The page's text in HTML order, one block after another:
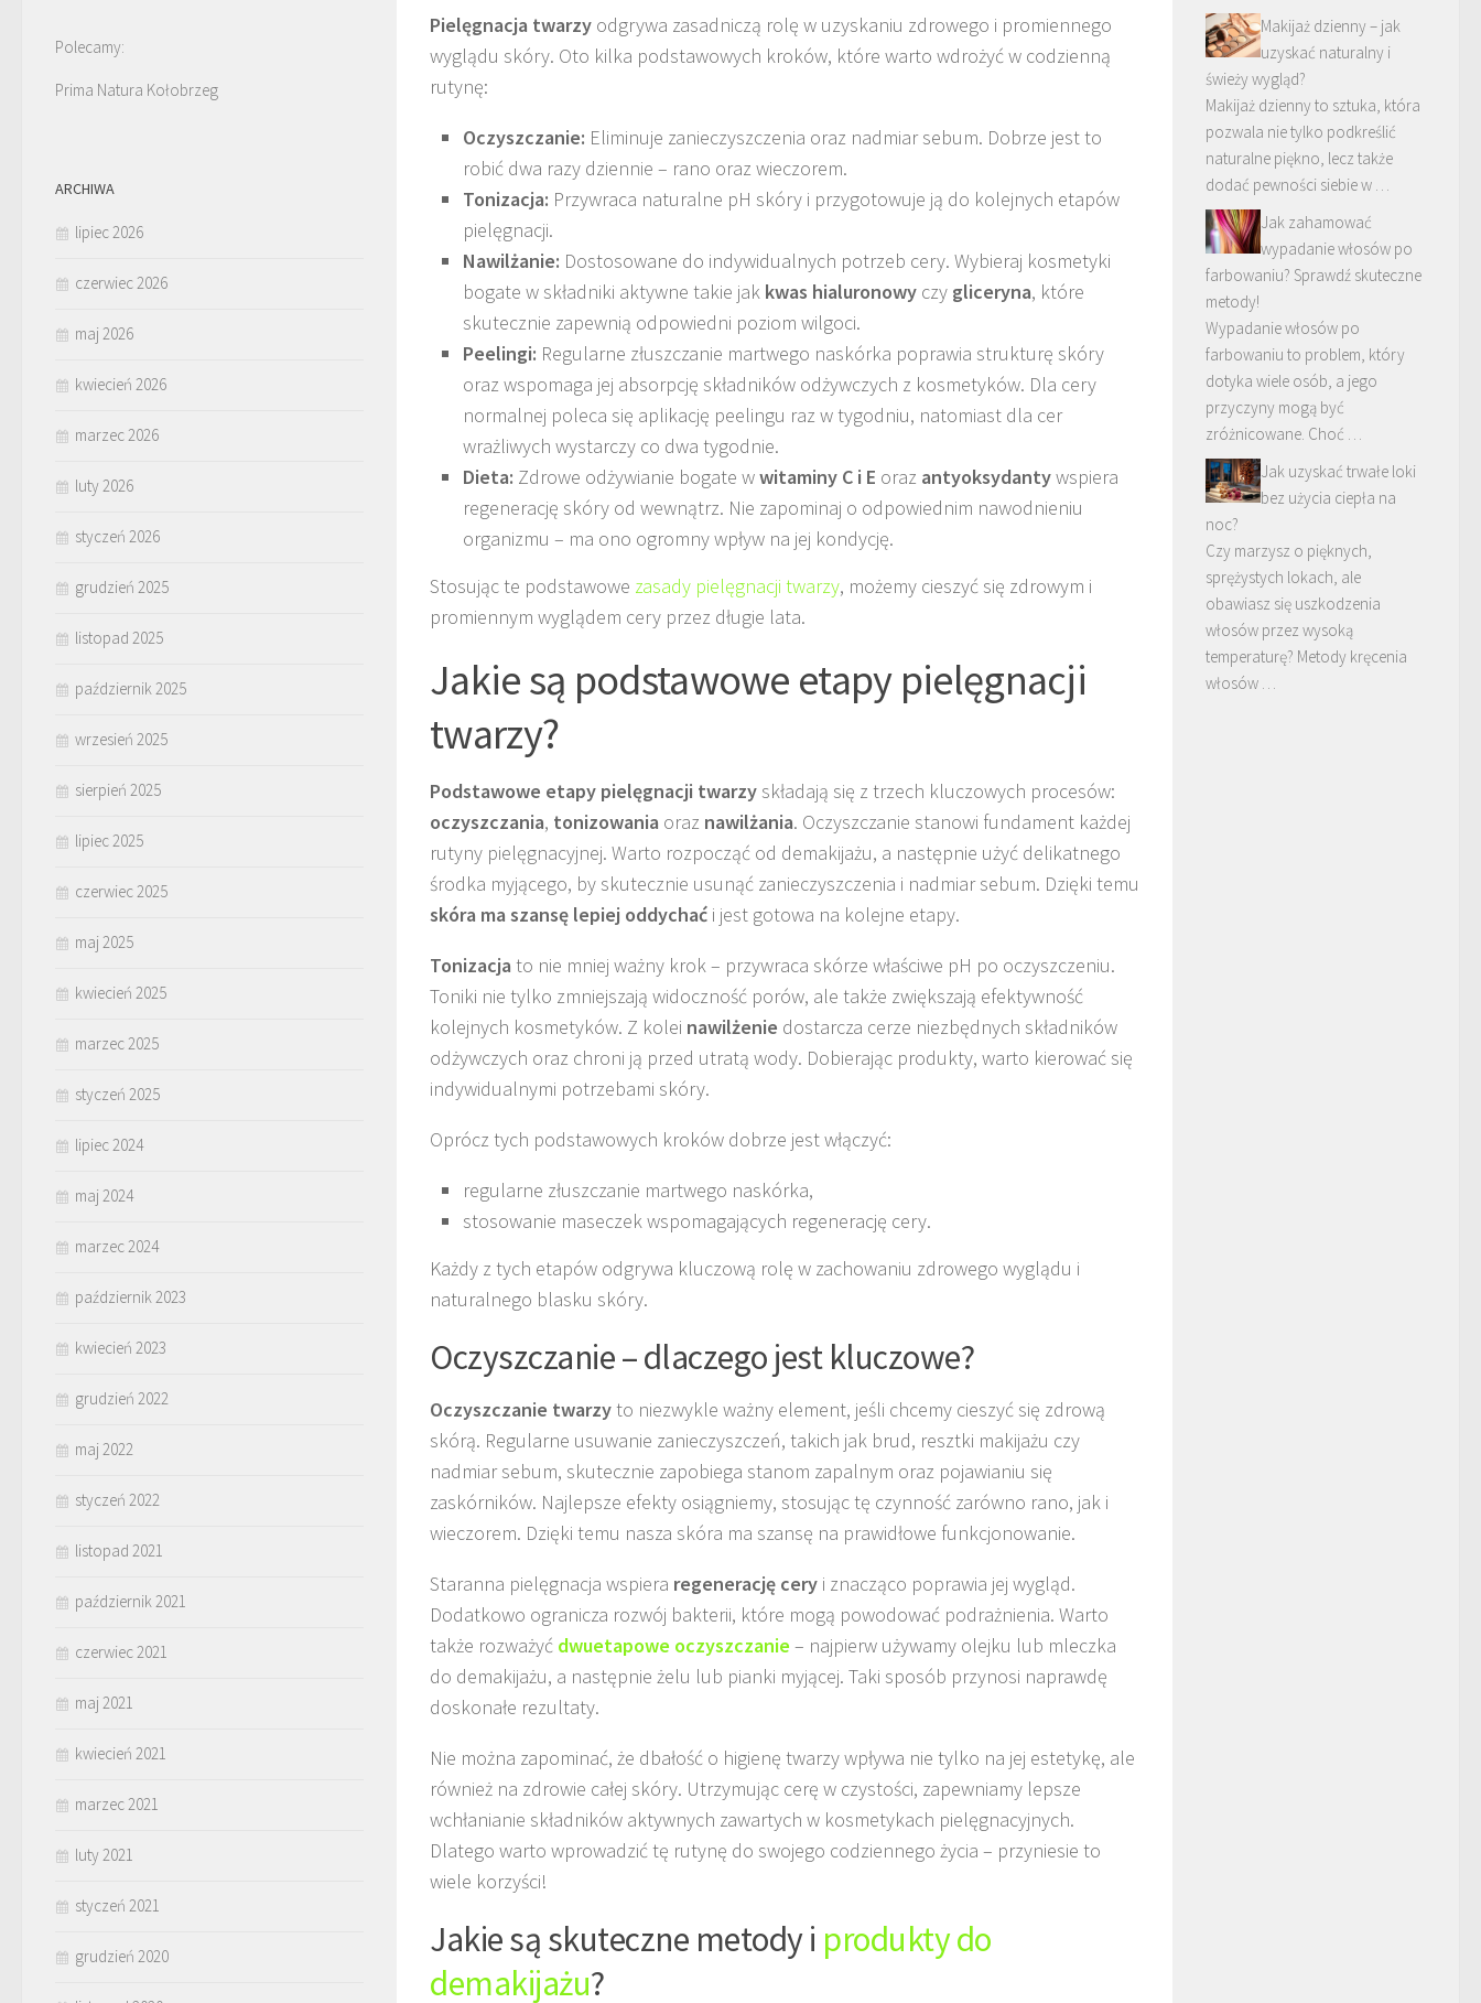
Pielęgnacja twarzy odgrywa zasadniczą rolę w uzyskaniu zdrowego i promiennego
wyglądu skóry. Oto kilka podstawowych kroków, które warto wdrożyć w codzienną
rutynę:
Oczyszczanie: Eliminuje zanieczyszczenia oraz nadmiar sebum. Dobrze jest to
robić dwa razy dziennie – rano oraz wieczorem.
Tonizacja: Przywraca naturalne pH skóry i przygotowuje ją do kolejnych etapów
pielęgnacji.
Nawilżanie: Dostosowane do indywidualnych potrzeb cery. Wybieraj kosmetyki
bogate w składniki aktywne takie jak kwas hialuronowy czy gliceryna, które
skutecznie zapewnią odpowiedni poziom wilgoci.
Peelingi: Regularne złuszczanie martwego naskórka poprawia strukturę skóry
oraz wspomaga jej absorpcję składników odżywczych z kosmetyków. Dla cery
normalnej poleca się aplikację peelingu raz w tygodniu, natomiast dla cer
wrażliwych wystarczy co dwa tygodnie.
Dieta: Zdrowe odżywianie bogate wwitaminy C i E oraz antyoksydantywspiera
regenerację skóry od wewnątrz. Nie zapominaj o odpowiednim nawodnieniu
organizmu – ma ono ogromny wpływ na jej kondycję.
Stosując te podstawowe zasady pielęgnacji twarzy, możemy cieszyć się zdrowym i
promiennym wyglądem cery przez długie lata.
Jakie są podstawowe etapy pielęgnacji
twarzy?
Podstawowe etapy pielęgnacji twarzy składają się z trzech kluczowych procesów:
oczyszczania, tonizowania oraz nawilżania. Oczyszczanie stanowi fundament każdej
rutyny pielęgnacyjnej. Warto rozpocząć od demakijażu, a następnie użyć delikatnego
środka myjącego, by skutecznie usunąć zanieczyszczenia i nadmiar sebum. Dzięki temu
skóra ma szansę lepiej oddychać i jest gotowa na kolejne etapy.
Tonizacja to nie mniej ważny krok – przywraca skórze właściwe pH po oczyszczeniu.
Toniki nie tylko zmniejszają widoczność porów, ale także zwiększają efektywność
kolejnych kosmetyków. Z kolei nawilżenie dostarcza cerze niezbędnych składników
odżywczych oraz chroni ją przed utratą wody. Dobierając produkty, warto kierować się
indywidualnymi potrzebami skóry.
Oprócz tych podstawowych kroków dobrze jest włączyć:
regularne złuszczanie martwego naskórka,
stosowanie maseczek wspomagających regenerację cery.
Każdy z tych etapów odgrywa kluczową rolę w zachowaniu zdrowego wyglądu i
naturalnego blasku skóry.
Oczyszczanie – dlaczego jest kluczowe?
Oczyszczanie twarzyto niezwykle ważny element, jeśli chcemy cieszyć się zdrową
skórą. Regularne usuwanie zanieczyszczeń, takich jak brud, resztki makijażu czy
nadmiar sebum, skutecznie zapobiega stanom zapalnym oraz pojawianiu się
zaskórników. Najlepsze efekty osiągniemy, stosując tę czynność zarówno rano, jak i
wieczorem. Dzięki temu nasza skóra ma szansę na prawidłowe funkcjonowanie.
Staranna pielęgnacja wspiera regenerację cery i znacząco poprawia jej wygląd.
Dodatkowo ogranicza rozwój bakterii, które mogą powodować podrażnienia. Warto
także rozważyć dwuetapowe oczyszczanie – najpierw używamy olejku lub mleczka
do demakijażu, a następnie żelu lub pianki myjącej. Taki sposób przynosi naprawdę
doskonałe rezultaty.
Nie można zapominać, że dbałość o higienę twarzy wpływa nie tylko na jej estetykę, ale
również na zdrowie całej skóry. Utrzymując cerę w czystości, zapewniamy lepsze
wchłanianie składników aktywnych zawartych w kosmetykach pielęgnacyjnych.
Dlatego warto wprowadzić tę rutynę do swojego codziennego życia – przyniesie to
wiele korzyści!
Jakie są skuteczne metody i produkty do
demakijażu?
Polecamy:
Prima Natura Kołobrzeg
ARCHIWA
lipiec 2026
czerwiec 2026
maj 2026
kwiecień 2026
marzec 2026
luty 2026
styczeń 2026
grudzień 2025
listopad 2025
październik 2025
wrzesień 2025
sierpień 2025
lipiec 2025
czerwiec 2025
maj 2025
kwiecień 2025
marzec 2025
styczeń 2025
lipiec 2024
maj 2024
marzec 2024
październik 2023
kwiecień 2023
grudzień 2022
maj 2022
styczeń 2022
listopad 2021
październik 2021
czerwiec 2021
maj 2021
kwiecień 2021
marzec 2021
luty 2021
styczeń 2021
grudzień 2020
Makijaż dzienny – jak
uzyskać naturalny i
świeży wygląd?
Makijaż dzienny to sztuka, która
pozwala nie tylko podkreślić
naturalne piękno, lecz także
dodać pewności siebie w …
Jak zahamować
wypadanie włosów po
farbowaniu? Sprawdź skuteczne
metody!
Wypadanie włosów po
farbowaniu to problem, który
dotyka wiele osób, a jego
przyczyny mogą być
zróżnicowane. Choć …
Jak uzyskać trwałe loki
bez użycia ciepła na
noc?
Czy marzysz o pięknych,
sprężystych lokach, ale
obawiasz się uszkodzenia
włosów przez wysoką
temperaturę? Metody kręcenia
włosów …